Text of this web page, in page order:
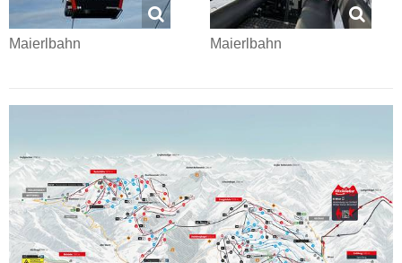
Maierlbahn Maierlbahn